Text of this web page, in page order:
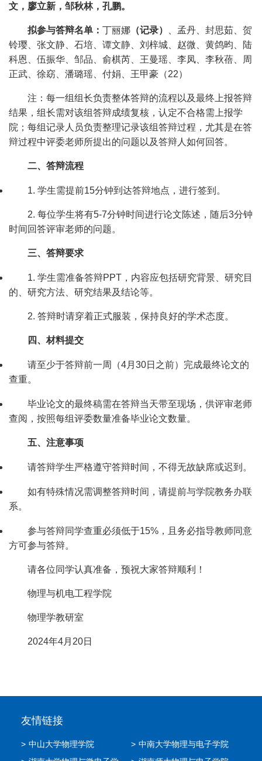
文，廖立新，邹秋林，孔鹏。
拟参与答辩名单： 丁丽娜 （记录）
、孟丹、封思茹、贺
铃璎、张文静、石培、谭文静、刘梓城、赵微、黄鸽昀、陆
科恩、伍振华、邹品、俞棋芮、王曼瑶、李凤、李秋蓓、周
正武、徐窈、潘璐瑶、付娟、王甲豪（22）
注：每一组组长负责整体答辩的流程以及最终上报答辩
结果，组长需对该组答辩成绩复核，认定不合格需上报学
院；每组记录人员负责整理记录该组答辩过程，尤其是在答
辩过程中评委老师所提出的问题以及答辩人如何回答。
二、答辩流程
1. 学生需提前15分钟到达答辩地点，进行签到。
2. 每位学生将有5-7分钟时间进行论文陈述，随后3分钟
时间回答评审老师的问题。
三、答辩要求
1. 学生需准备答辩PPT ，内容应包括研究背景、研究目
的、研究方法、研究结果及结论等。
2. 答辩时请穿着正式服装，保持良好的学术态度。
四、材料提交
请至少于答辩前一周（4月 30日之前）完成最终论文的
查重。
毕业论文的最终稿需在答辩当天带至现场，供评审老师
查阅，按照每组评委数量准备毕业论文数量。
五、注意事项
请答辩学生严格遵守答辩时间，不得无故缺席或迟到。
如有特殊情况需调整答辩时间，请提前与学院教务办联
系。
参与答辩同学查重必须低于15% ，且务必指导教师同意
方可参与答辩。
请各位同学认真准备，预祝大家答辩顺利！
物理与机电工程学院
物理学教研室
2024年4月 20日
友情链接
> 中山大学物理学院 > 中南大学物理与电子学院